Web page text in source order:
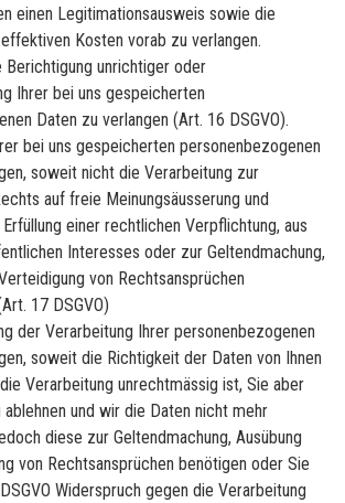
einen Legitimationsausweis sowie die
Kosten vorab zu verlangen.
Berichtigung unrichtiger oder
Ihrer bei uns gespeicherten
Daten zu verlangen (Art. 16 DSGVO).
bei uns gespeicherten personenbezogenen
soweit nicht die Verarbeitung zur
auf freie Meinungsäusserung und
einer rechtlichen Verpflichtung, aus
Interesses oder zur Geltendmachung,
von Rechtsansprüchen
17 DSGVO)
der Verarbeitung Ihrer personenbezogenen
soweit die Richtigkeit der Daten von Ihnen
Verarbeitung unrechtmässig ist, Sie aber
und wir die Daten nicht mehr
diese zur Geltendmachung, Ausübung
von Rechtsansprüchen benötigen oder Sie
Widerspruch gegen die Verarbeitung